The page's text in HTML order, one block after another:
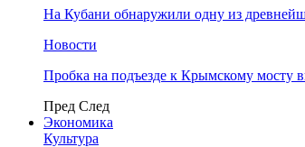
На Кубани обнаружили одну из
Новости
Пробка на подъезде к Крымскому мосту
Пред След
Экономика
Культура